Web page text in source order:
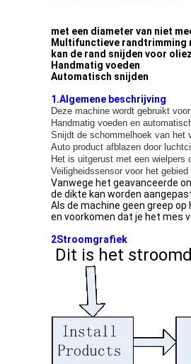
met een diameter van niet
Multifunctieve randtrimming
kan de rand snijden voor
Handmatig voeden
Automatisch snijden
1.Algemene beschrijving
Deze machine wordt gebruikt
Handmatig voeden en
Snijdt de schommelhoek van het
Auto product afblazen door
Het is uitgerust met een wielpers
Veiligheidssensor voor het
Vanwege het geavanceerde
de dikte kan worden
Als de machine geen greep
en voorkomen dat je het mes
2Stroomgrafiek
Dit is het